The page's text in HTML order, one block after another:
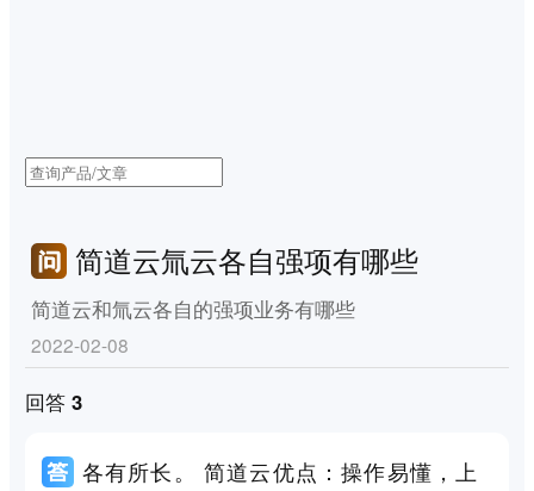
简道云氚云各自强项有哪些
简道云和氚云各自的强项业务有哪些
2022-02-08
回答 3
各有所长。 简道云优点：操作易懂，上